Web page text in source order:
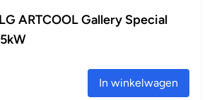
ARTCOOL Gallery Special
In winkelwagen